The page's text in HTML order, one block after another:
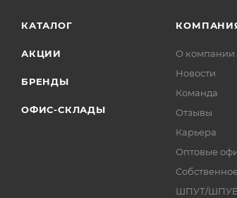
КАТАЛОГ
АКЦИИ
БРЕНДЫ
ОФИС-СКЛАДЫ
О компании
Новости
Команда
Отзывы
Карьера
Оптовые
ШПУТ/